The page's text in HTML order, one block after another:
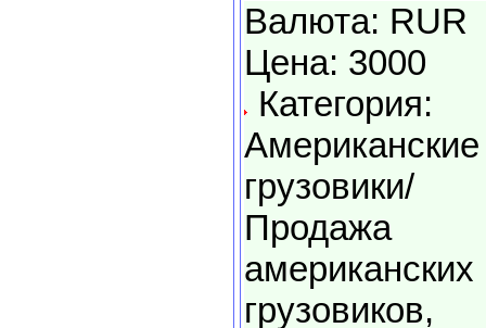
Валюта: RUR
Цена: 3000
Категория:
Американские
грузовики/
Продажа
американских
грузовиков,